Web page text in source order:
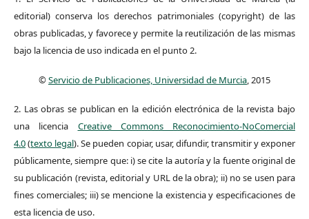
editorial) conserva los derechos patrimoniales (copyright) de las
obras publicadas, y favorece y permite la reutilización de las mismas
bajo la licencia de uso indicada en el punto 2.
©Servicio de Publicaciones, Universidad de Murcia, 2015
2. Las obras se publican en la edición electrónica de la revista bajo
una licencia Creative Commons Reconocimiento-NoComercial
4.0(texto legal). Se pueden copiar, usar, difundir, transmitir y exponer
públicamente, siempre que: i) se cite la autoría y la fuente original de
su publicación (revista, editorial y URL de la obra); ii) no se usen para
fines comerciales; iii) se mencione la existencia y especificaciones de
esta licencia de uso.